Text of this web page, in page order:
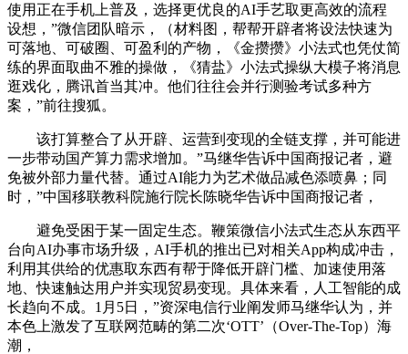
使用正在手机上普及，选择更优良的AI手艺取更高效的流程
设想，”微信团队暗示，（材料图，帮帮开辟者将设法快速为
可落地、可破圈、可盈利的产物，《金攒攒》小法式也凭仗简
练的界面取曲不雅的操做，《猜盐》小法式操纵大模子将消息
逛戏化，腾讯首当其冲。他们往往会并行测验考试多种方
案，”前往搜狐。
该打算整合了从开辟、运营到变现的全链支撑，并可能进
一步带动国产算力需求增加。”马继华告诉中国商报记者，避
免被外部力量代替。通过AI能力为艺术做品减色添喷鼻；同
时，”中国移联教科院施行院长陈晓华告诉中国商报记者，
避免受困于某一固定生态。鞭策微信小法式生态从东西平
台向AI办事市场升级，AI手机的推出已对相关App构成冲击，
利用其供给的优惠取东西有帮于降低开辟门槛、加速使用落
地、快速触达用户并实现贸易变现。具体来看，人工智能的成
长趋向不成。1月5日，”资深电信行业阐发师马继华认为，并
本色上激发了互联网范畴的第二次‘OTT’（Over-The-Top）海
潮，